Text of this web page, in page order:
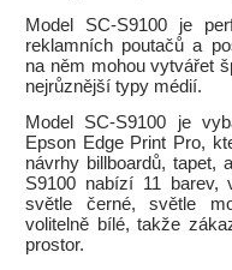
Model SC-S9100 je
reklamních poutačů a
na něm mohou vytvářet
nejrůznější typy médií.
Model SC-S9100 je
Epson Edge Print Pro,
návrhy billboardů, tapet,
S9100 nabízí 11 barev,
světle černé, světle
volitelně bílé, takže
prostor.